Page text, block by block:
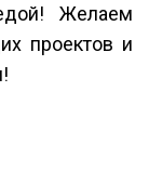
Желаем
проектов и